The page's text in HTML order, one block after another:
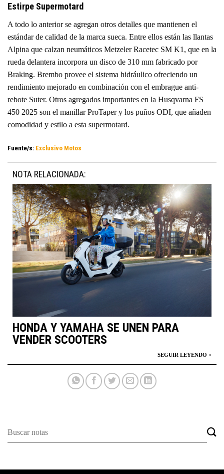
Estirpe Supermotard
A todo lo anterior se agregan otros detalles que mantienen el
estándar de calidad de la marca sueca. Entre ellos están las llantas
Alpina que calzan neumáticos Metzeler Racetec SM K1, que en la
rueda delantera incorpora un disco de 310 mm fabricado por
Braking. Brembo provee el sistema hidráulico ofreciendo un
rendimiento mejorado en combinación con el embrague anti-
rebote Suter. Otros agregados importantes en la Husqvarna FS
450 2025 son el manillar ProTaper y los puños ODI, que añaden
comodidad y estilo a esta supermotard.
Fuente/s: Exclusivo Motos
NOTA RELACIONADA:
HONDA Y YAMAHA SE UNEN PARA
VENDER SCOOTERS